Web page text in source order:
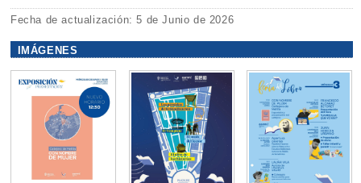
Fecha de actualización: 5 de Junio de 2026
IMÁGENES